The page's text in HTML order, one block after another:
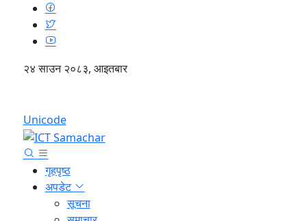
२४ साउन २०८३, आइतबार
Unicode
गृहपृष्ठ
अपडेट
सूचना